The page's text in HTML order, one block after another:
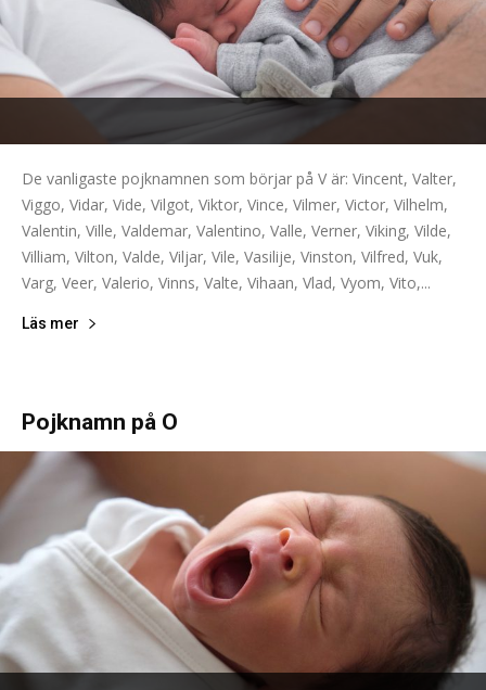
De vanligaste pojknamnen som börjar på V är: Vincent, Valter,
Viggo, Vidar, Vide, Vilgot, Viktor, Vince, Vilmer, Victor, Vilhelm,
Valentin, Ville, Valdemar, Valentino, Valle, Verner, Viking, Vilde,
Villiam, Vilton, Valde, Viljar, Vile, Vasilije, Vinston, Vilfred, Vuk,
Varg, Veer, Valerio, Vinns, Valte, Vihaan, Vlad, Vyom, Vito,...
Läs mer
Pojknamn på O